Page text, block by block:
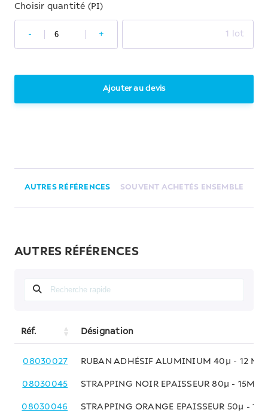
Choisir quantité (PI)
- + 1 lot
Ajouter au devis
AUTRES RÉFÉRENCES SOUVENT ACHETÉS ENSEMBLE
AUTRES RÉFÉRENCES
Réf. Désignation
08030027 RUBAN ADHÉSIF ALUMINIUM 40µ - 12
08030045 STRAPPING NOIR EPAISSEUR 80µ - 15MM
08030046 STRAPPING ORANGE EPAISSEUR 50µ -